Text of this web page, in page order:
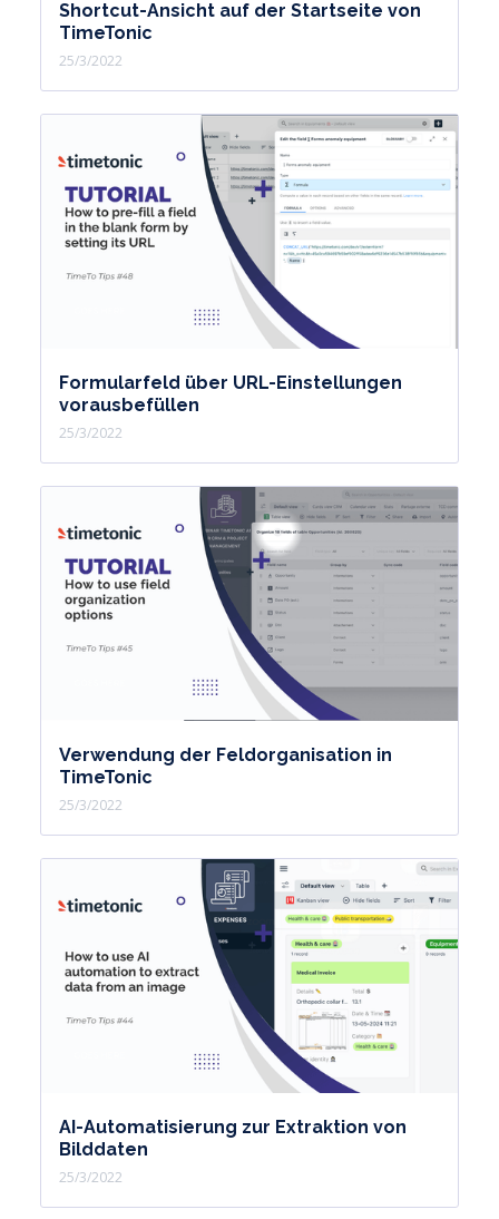
Shortcut-Ansicht auf der Startseite von
TimeTonic
25/3/2022
Formularfeld über URL-Einstellungen
vorausbefüllen
25/3/2022
Verwendung der Feldorganisation in
TimeTonic
25/3/2022
AI-Automatisierung zur Extraktion von
Bilddaten
25/3/2022